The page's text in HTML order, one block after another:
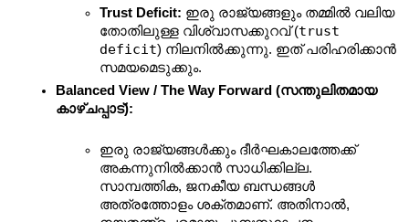
Trust Deficit: ഇരു രാജ്യങ്ങളും തമ്മിൽ വലിയ
തോതിലുള്ള വിശ്വാസക്കുറവ് (trust
deficit) നിലനിൽക്കുന്നു. ഇത് പരിഹരിക്കാൻ
സമയമെടുക്കും.
Balanced View / The Way Forward (സന്തുലിതമായ
കാഴ്ചപ്പാട്):
ഇരു രാജ്യങ്ങൾക്കും ദീർഘകാലത്തേക്ക്
അകന്നുനിൽക്കാൻ സാധിക്കില്ല.
സാമ്പത്തിക, ജനകീയ ബന്ധങ്ങൾ
അത്രത്തോളം ശക്തമാണ്. അതിനാൽ,